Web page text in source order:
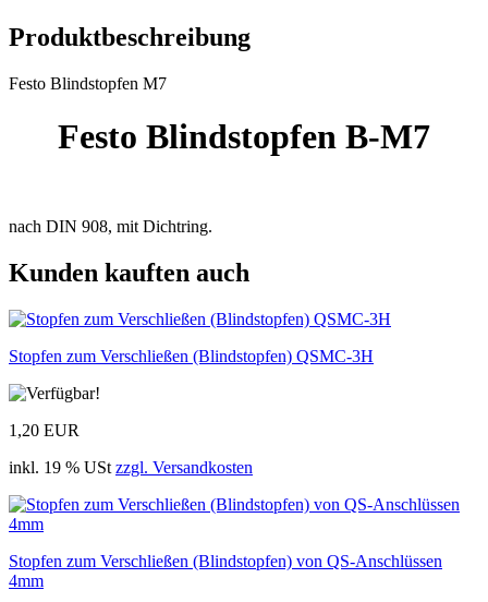
Produktbeschreibung
Festo Blindstopfen M7
Festo Blindstopfen B-M7
nach DIN 908, mit Dichtring.
Kunden kauften auch
Stopfen zum Verschließen (Blindstopfen) QSMC-3H
1,20 EUR
inkl. 19 % USt zzgl. Versandkosten
Stopfen zum Verschließen (Blindstopfen) von QS-Anschlüssen
4mm